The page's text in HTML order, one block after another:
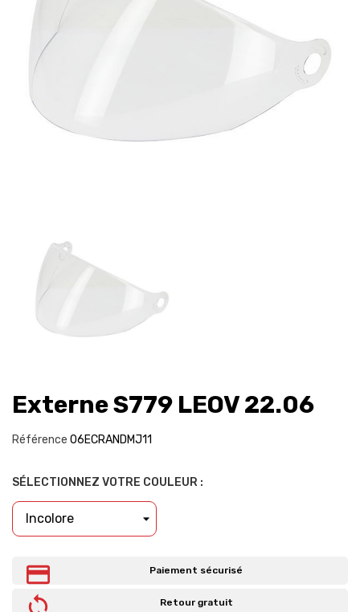
Externe S779 LEOV 22.06
Référence 06ECRANDMJ11
SÉLECTIONNEZ VOTRE COULEUR :
Paiement sécurisé
Retour gratuit